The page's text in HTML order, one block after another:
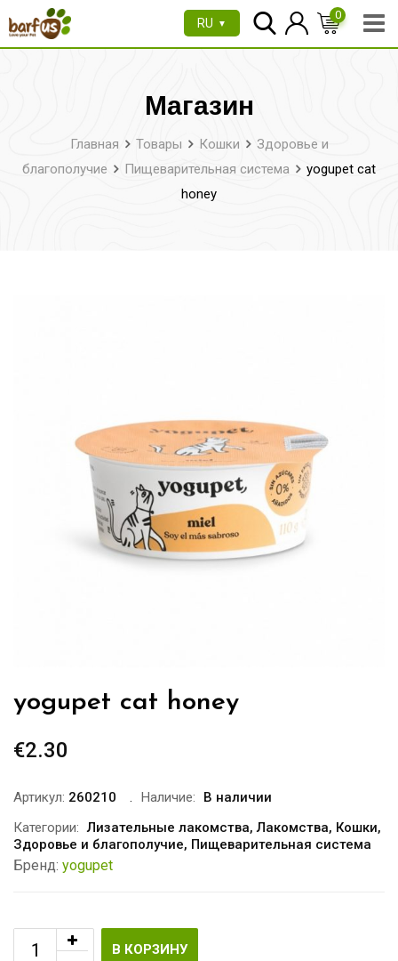
Перейти
RU ▼
0
Магазин
Главная Товары Кошки
Здоровье и
благополучие
Пищеварительная система
yogupet cat
honey
yogupet cat honey
€2.30
Артикул: 260210 Наличие:
В наличии
Категории: Лизательные лакомства,Лакомства, Кошки,
Здоровье и благополучие, Пищеварительная система
Бренд: yogupet
В КОРЗИНУ